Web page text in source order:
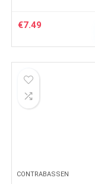
€7.49
CONTRABASSEN